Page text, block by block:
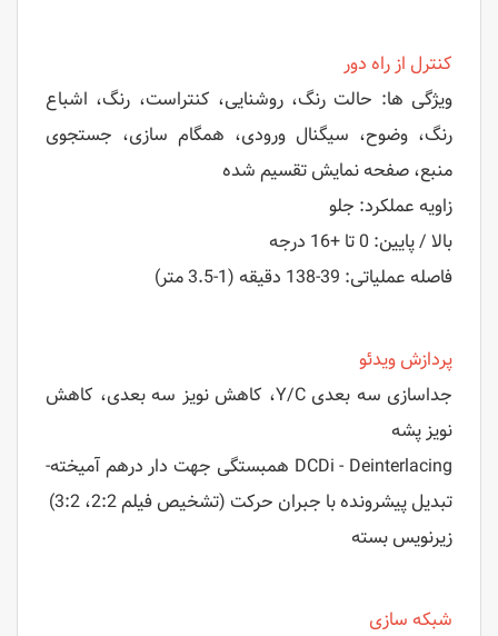
کنترل از راه دور
ویژگی ها: حالت رنگ، روشنایی، کنتراست، رنگ، اشباع
رنگ، وضوح، سیگنال ورودی، همگام سازی، جستجوی
منبع، صفحه نمایش تقسیم شده
زاویه عملکرد: جلو
بالا / پایین: 0 تا +16 درجه
فاصله عملیاتی: 39-138 دقیقه (1-3.5 متر)
پردازش ویدئو
جداسازی سه بعدی Y/C، کاهش نویز سه بعدی، کاهش
نویز پشه
DCDi - Deinterlacing همبستگی جهت دار درهم آمیخته-
تبدیل پیشرونده با جبران حرکت (تشخیص فیلم 2:2، 3:2)
زیرنویس بسته
شبکه سازی